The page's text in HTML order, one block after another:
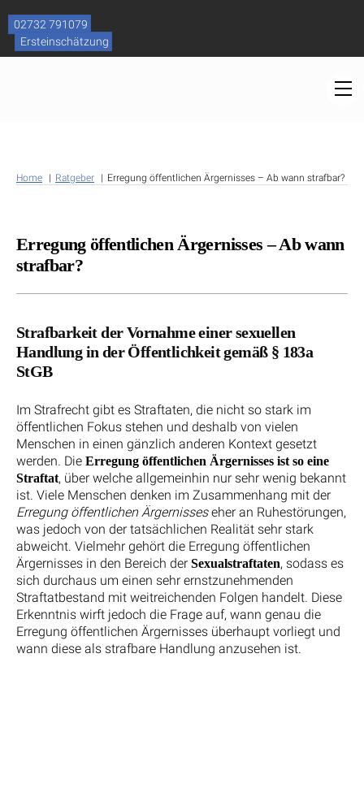
content
02732 791079
Ersteinschätzung
Home Ratgeber Erregung öffentlichen Ärgernisses – Ab wann strafbar?
Erregung öffentlichen Ärgernisses – Ab wann
strafbar?
Strafbarkeit der Vornahme einer sexuellen
Handlung in der Öffentlichkeit gemäß § 183a
StGB
Im Strafrecht gibt es Straftaten, die nicht so stark im
öffentlichen Fokus stehen und deshalb von vielen
Menschen in einen gänzlich anderen Kontext gesetzt
werden. Die Erregung öffentlichen Ärgernisses ist so eine
Straftat, über welche allgemeinhin nur sehr wenig bekannt
ist. Viele Menschen denken im Zusammenhang mit der
Erregung öffentlichen Ärgernisseseher an Ruhestörungen,
was jedoch von der tatsächlichen Realität sehr stark
abweicht. Vielmehr gehört die Erregung öffentlichen
Ärgernisses in den Bereich der Sexualstraftaten, sodass es
sich durchaus um einen sehr ernstzunehmenden
Straftatbestand mit weitreichenden Folgen handelt. Diese
Erkenntnis wirft jedoch die Frage auf, wann genau die
Erregung öffentlichen Ärgernisses überhaupt vorliegt und
wann diese als strafbare Handlung anzusehen ist.